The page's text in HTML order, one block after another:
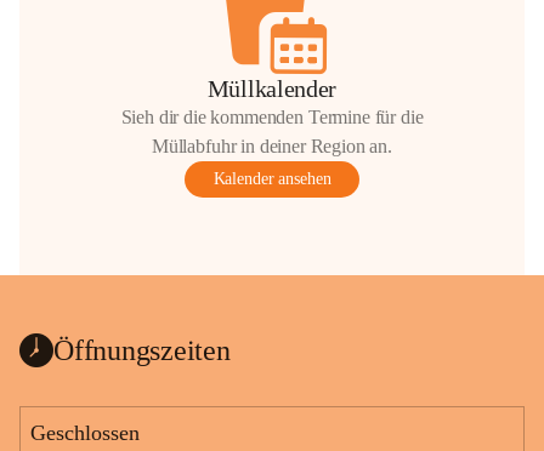
Müllkalender
Sieh dir die kommenden Termine für die
Müllabfuhr in deiner Region an.
Kalender ansehen
Öffnungszeiten
Geschlossen